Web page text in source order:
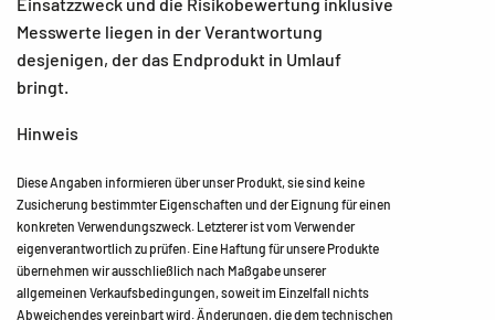
Messwerte liegen in der Verantwortung
desjenigen, der das Endprodukt in Umlauf
bringt.
Hinweis
Diese Angaben informieren über unser Produkt, sie sind keine
Zusicherung bestimmter Eigenschaften und der Eignung für einen
konkreten Verwendungszweck. Letzterer ist vom Verwender
eigenverantwortlich zu prüfen. Eine Haftung für unsere Produkte
übernehmen wir ausschließlich nach Maßgabe unserer
allgemeinen Verkaufsbedingungen, soweit im Einzelfall nichts
Abweichendes vereinbart wird. Änderungen, die dem technischen